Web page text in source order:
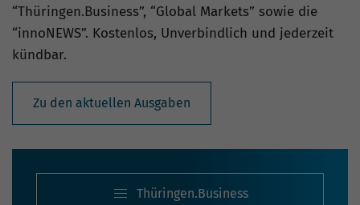
“Thüringen.Business”, “Global Markets” sowie die
“innoNEWS”. Kostenlos, Unverbindlich und jederzeit
kündbar.
Zu den aktuellen Ausgaben
Thüringen.Business